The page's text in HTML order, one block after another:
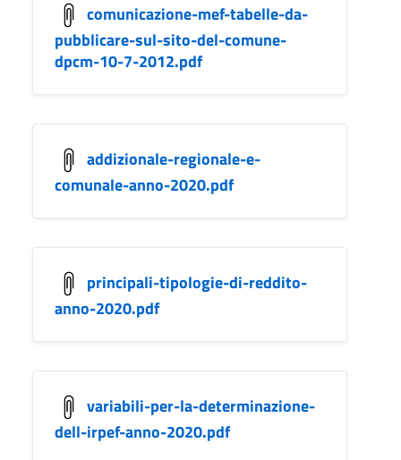
comunicazione-mef-tabelle-da-
pubblicare-sul-sito-del-comune-
dpcm-10-7-2012.pdf
addizionale-regionale-e-
comunale-anno-2020.pdf
principali-tipologie-di-reddito-
anno-2020.pdf
variabili-per-la-determinazione-
dell-irpef-anno-2020.pdf